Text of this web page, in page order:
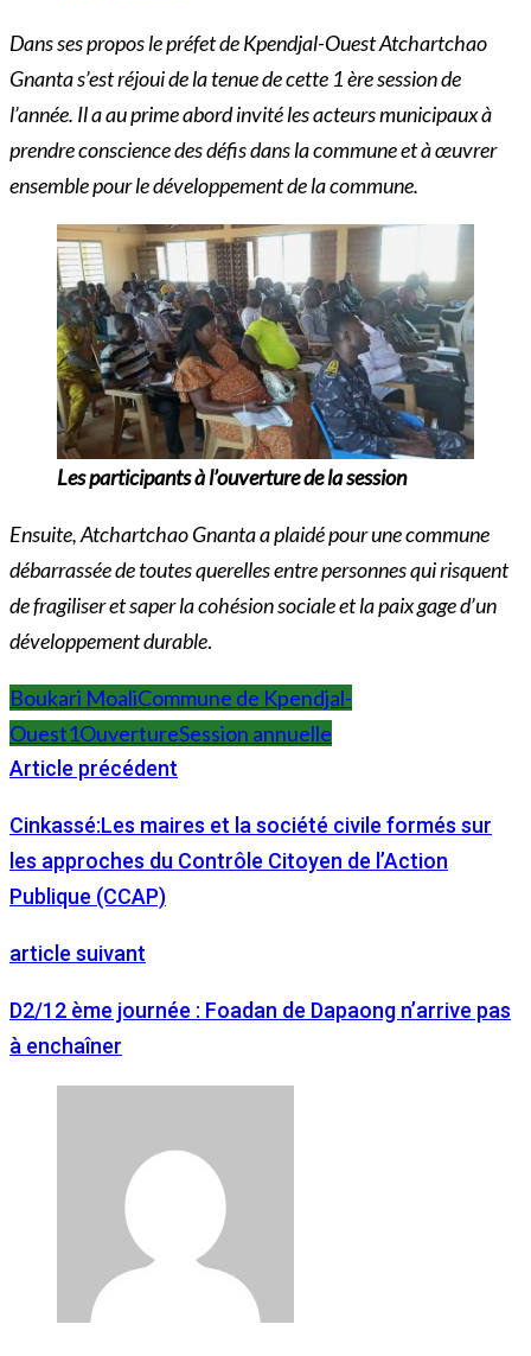
Dansses propos le préfet de Kpendjal-Ouest Atchartchao
Gnanta s’est réjoui de la tenue de cette 1 ère session de
l’année. Il a au prime abord invité les acteurs municipaux à
prendre conscience des défis dans la commune et à œuvrer
ensemble pour le développement de la commune.
Les participants à l’ouverture de la session
Ensuite, Atchartchao Gnanta a plaidé pour une commune
débarrassée de toutes querelles entre personnes qui risquent
de fragiliser et saper la cohésion sociale et la paix gage d’un
développement durable.
Boukari MoaliCommune de Kpendjal-
Ouest1OuvertureSession annuelle
Article précédent
Cinkassé:Les maires et la société civile formés sur
les approches du Contrôle Citoyen de l’Action
Publique (CCAP)
article suivant
D2/12 ème journée : Foadan de Dapaong n’arrive pas
à enchaîner